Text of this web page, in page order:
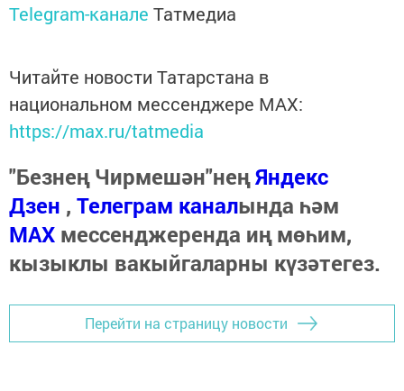
Telegram-канале Татмедиа
Читайте новости Татарстана в
национальном мессенджере MАХ:
https://max.ru/tatmedia
"Безнең Чирмешән"неңЯндекс
Дзен , Телеграм каналында һәм
МАХ мессенджеренда иң мөһим,
кызыклы вакыйгаларны күзәтегез.
Перейти на страницу новости